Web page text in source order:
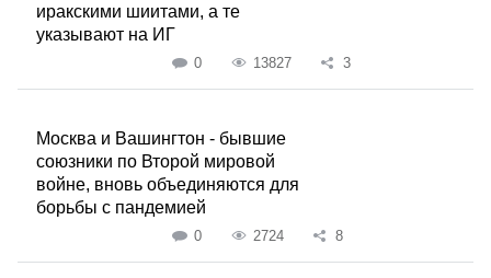
иракскими шиитами, а те
указывают на ИГ
0 13827 3
Москва и Вашингтон - бывшие
союзники по Второй мировой
войне, вновь объединяются для
борьбы с пандемией
0 2724 8